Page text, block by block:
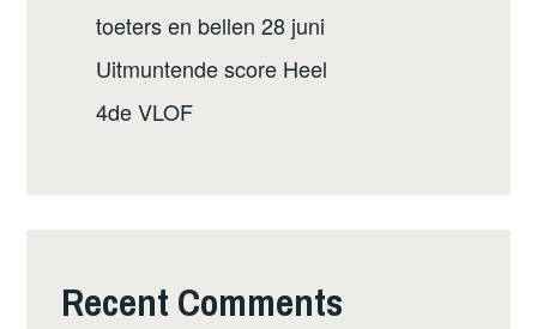
toeters en bellen 28 juni
Uitmuntende score Heel
4de VLOF
Recent Comments